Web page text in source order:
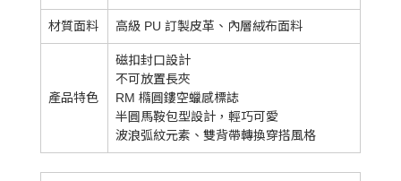
材質面料 高級 PU 訂製皮革、內層絨布面料
產品特色
磁扣封口設計
不可放置長夾
RM 橢圓鏤空蠟感標誌
半圓馬鞍包型設計，輕巧可愛
波浪弧紋元素、雙背帶轉換穿搭風格